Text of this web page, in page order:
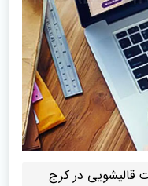
قالیشویی در کرج